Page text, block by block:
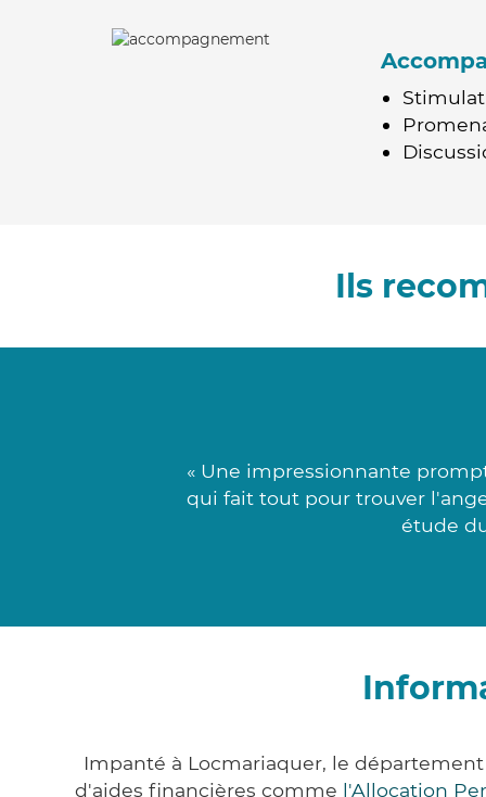
Ils
« Une impressionnante
qui fait tout pour trouver
étude
Impanté à Locmariaquer, le
d'aides financières comme l'Allocation